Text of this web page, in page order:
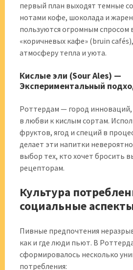
первый план выходят темные
нотами кофе, шоколада и
пользуются огромным спросом
«коричневых кафе» (bruin
атмосферу тепла и уюта.
Кислые эли (Sour Ales) —
Экспериментальный
Роттердам — город инноваций,
в любви к кислым сортам.
фруктов, ягод и специй в
делает эти напитки
выбор тех, кто хочет бросить
рецепторам.
Культура
социальные
Пивные предпочтения
как и где люди пьют. В
сформировалось несколько
потребления: